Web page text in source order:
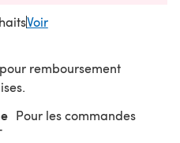
Voir
remboursement
Pour les commandes